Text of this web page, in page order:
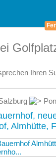
Ihren
Almhütte,